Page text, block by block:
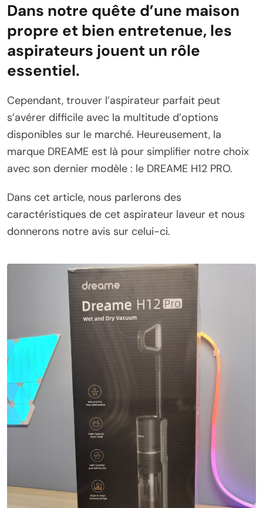
Dans notre quête d’une maison
propre et bien entretenue, les
aspirateurs jouent un rôle
essentiel.
Cependant, trouver l’aspirateur parfait peut
s’avérer difficile avec la multitude d’options
disponibles sur le marché. Heureusement, la
marque DREAME est là pour simplifier notre choix
avec son dernier modèle : le DREAME H12 PRO.
Dans cet article, nous parlerons des
caractéristiques de cet aspirateur laveur et nous
donnerons notre avis sur celui-ci.